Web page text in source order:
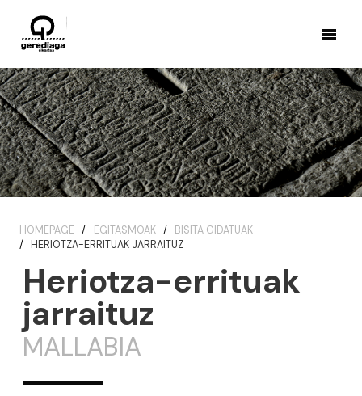
HOMEPAGE EGITASMOAK
BISITA GIDATUAK
HERIOTZA-ERRITUAK JARRAITUZ
Heriotza-errituak
jarraituz
MALLABIA